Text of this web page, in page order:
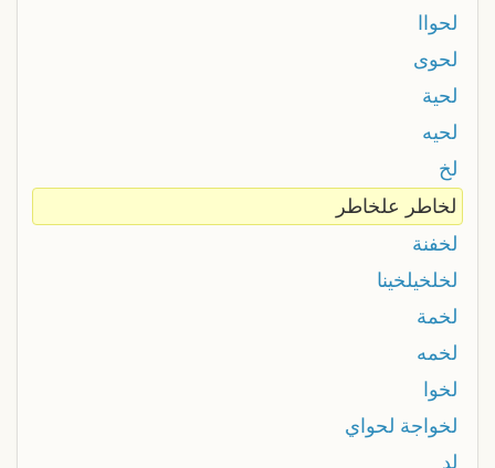
لحواا
لحوى
لحية
لحيه
لخ
لخاطر علخاطر
لخفنة
لخلخيلخينا
لخمة
لخمه
لخوا
لخواجة لحواي
لد